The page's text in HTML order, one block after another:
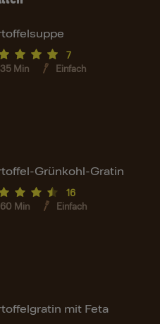
7
35 Min Einfach
Grünkohl-Gratin
16
60 Min Einfach
mit Feta